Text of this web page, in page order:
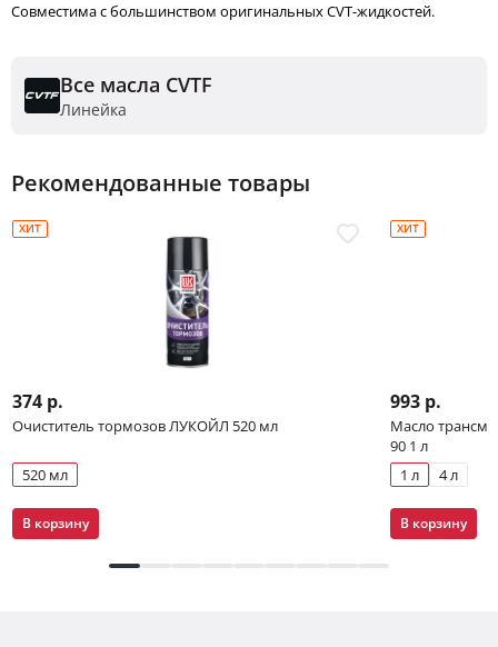
Совместима с большинством оригинальных CVT-жидкостей.
Все масла CVTF
Линейка
Рекомендованные товары
ХИТ
374 р.
Очиститель тормозов ЛУКОЙЛ 520 мл
520 мл
В корзину
ХИТ
993 р.
Масло
90 1 л
1 л
4 л
В корзину